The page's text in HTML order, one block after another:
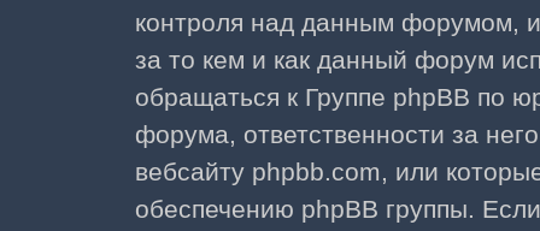
контроля над данным форумом,
за то кем и как данный форум
обращаться к Группе phpBB по
форума, ответственности за
вебсайту phpbb.com, или
обеспечению phpBB группы.